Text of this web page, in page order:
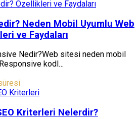
Neden Mobil Uyumlu Web
ve Faydaları
Nedir?Web sitesi neden mobil
kodl…
Kriterleri Nelerdir?